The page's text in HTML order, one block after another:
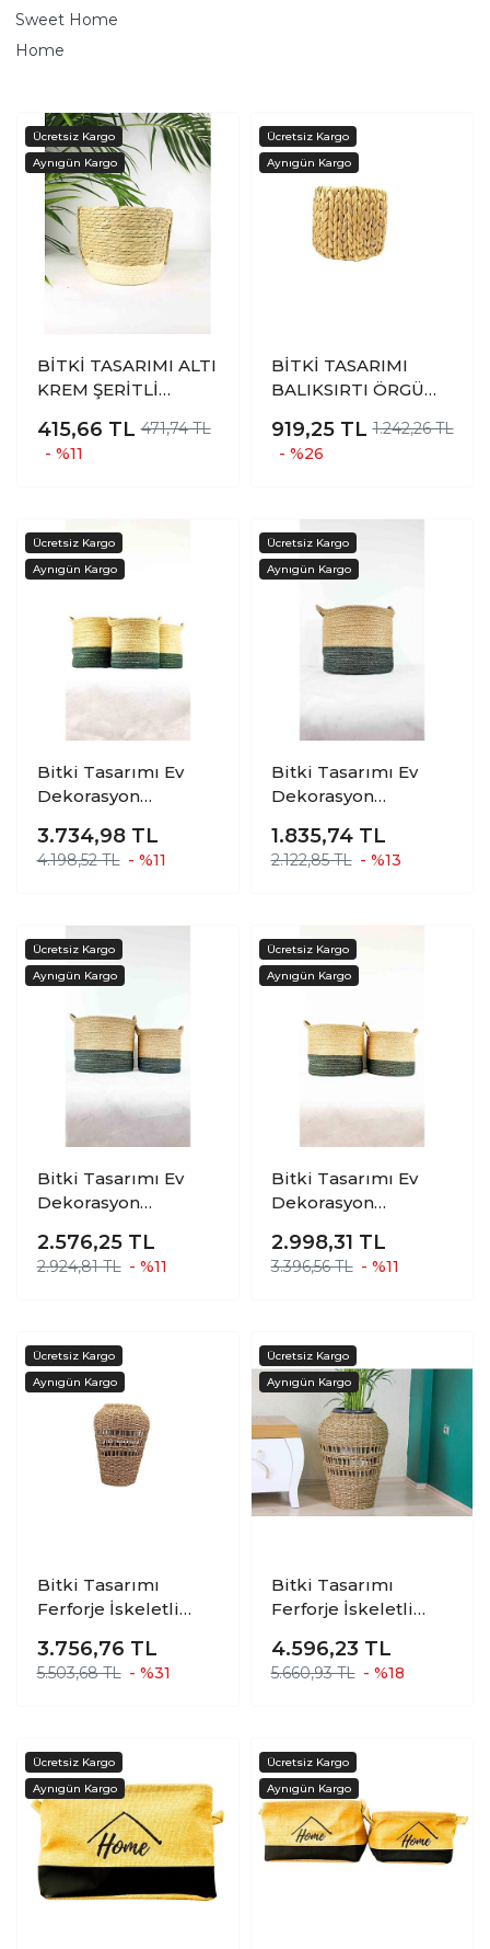
Sweet Home
Home
BİTKİ TASARIMI ALTI
KREM ŞERİTLİ
2 NO
415,66 TL 471,74 TL
- %11
BİTKİ TASARIMI
BALIKSIRTI ÖRGÜ
POŞETLİ DOĞAL
HASIR SEPET MİDİ
919,25 TL 1.242,26 TL
- %26
Bitki Tasarımı Ev
Dekorasyon
Dekoratif Kulplu Altı
Gri Şeritli Doğal
3.734,98 TL
4.198,52 TL - %11
Bitki Tasarımı Ev
Dekorasyon
Dekoratif Kulplu Altı
Gri Şeritli Doğal
1.835,74 TL
2.122,85 TL - %13
Bitki Tasarımı Ev
Dekorasyon
Dekoratif Kulplu Altı
Gri Şeritli Doğal
2.576,25 TL
2.924,81 TL - %11
Bitki Tasarımı Ev
Dekorasyon
Dekoratif Kulplu Altı
Gri Şeritli Doğal
2.998,31 TL
3.396,56 TL - %11
Bitki Tasarımı
Ferforje İskeletli
Saklama Aksesuar
Sepet Orta
3.756,76 TL
5.503,68 TL - %31
Bitki Tasarımı
Ferforje İskeletli
Saklama Aksesuar
Sepet Büyük
4.596,23 TL
5.660,93 TL - %18